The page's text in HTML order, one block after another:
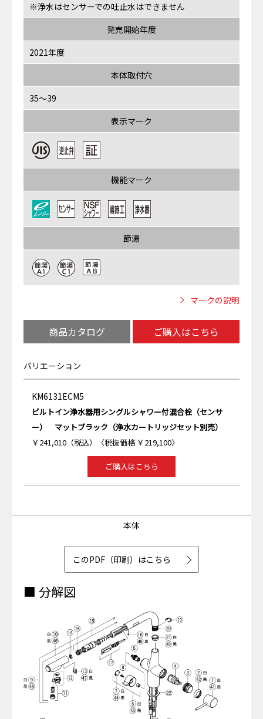
※浄水はセンサーでの吐止水はできません
発売開始年度
2021年度
本体取付穴
35～39
表示マーク
機能マーク
節湯
マークの説明
商品カタログ ご購入はこちら
バリエーション
KM6131ECM5
ビルトイン浄水器用シングルシャワー付混合栓（センサ
ー） マットブラック（浄水カートリッジセット別売）
￥241,010（税込）〈税抜価格 ￥219,100〉
ご購入はこちら
本体
このPDF（印刷）はこちら
■ 分解図